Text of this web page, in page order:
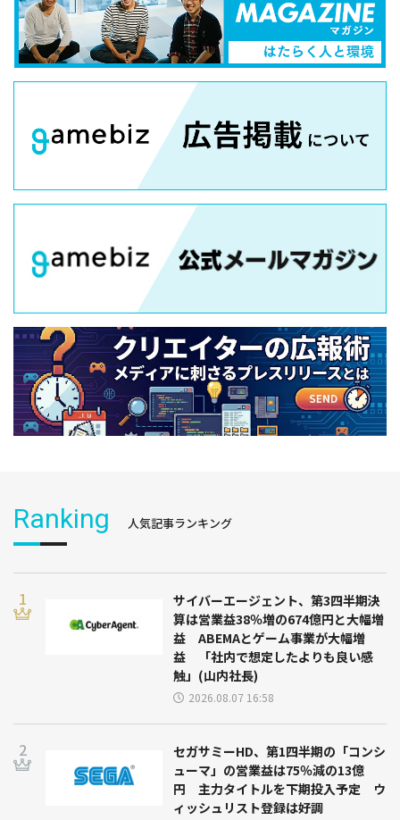
Ranking 人気記事ランキング
サイバーエージェント、第3四半期決
算は営業益38％増の674億円と大幅増
益 ABEMAとゲーム事業が大幅増
益 「社内で想定したよりも良い感
触」(山内社長)
2026.08.07 16:58
セガサミーHD、第1四半期の「コンシ
ューマ」の営業益は75％減の13億
円 主力タイトルを下期投入予定 ウ
ィッシュリスト登録は好調